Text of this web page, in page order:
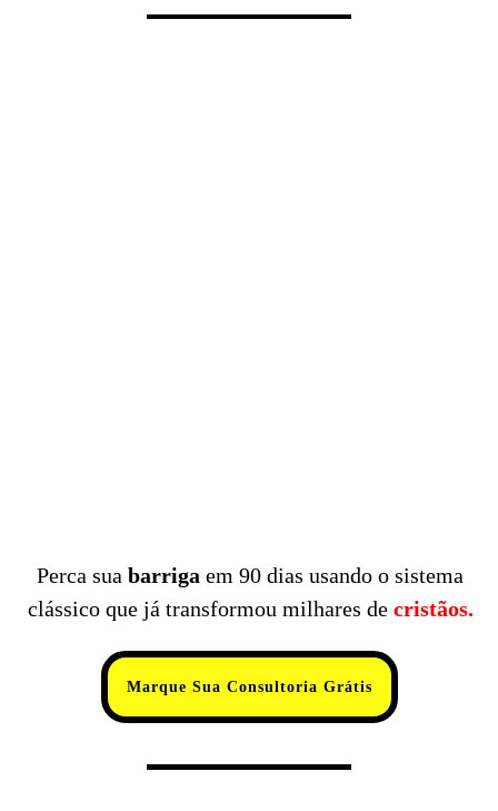
Perca sua barriga em 90 dias usando o sistema
clássico que já transformou milhares decristãos.
Marque Sua Consultoria Grátis